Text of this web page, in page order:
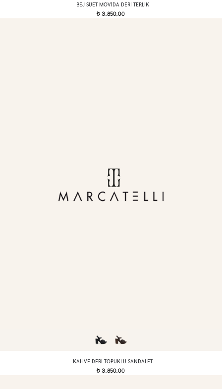
BEJ SÜET MOVIDA DERI TERLIK
t3.850,00
KAHVE DERI TOPUKLU SANDALET
t3.850,00